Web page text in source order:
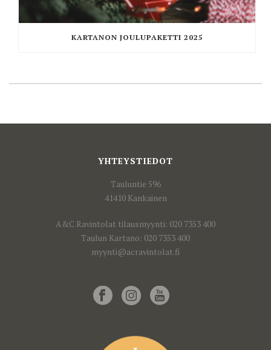
KARTANON JOULUPAKETTI 2025
YHTEYSTIEDOT
Tauluntie 596
41410 Kankainen
A&C Ravintolat tilausmyynti: 020 7353 400
Taulun Kartano: 020 7353 400
myynti@acravintolat.fi